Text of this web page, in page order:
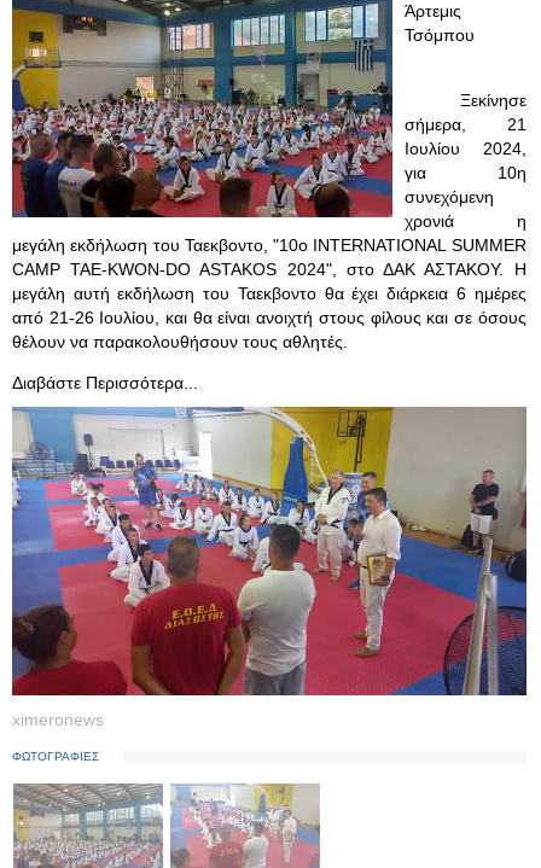
Άρτεμις
Τσόμπου
Ξεκίνησε
σήμερα, 21
Ιουλίου 2024,
για 10η
συνεχόμενη
χρονιά η
μεγάλη εκδήλωση του Ταεκβοντο, "10ο INTERNATIONAL SUMMER
CAMP TAE-KWON-DO ASTAKOS 2024", στο ΔΑΚ ΑΣΤΑΚΟΥ. Η
μεγάλη αυτή εκδήλωση του Ταεκβοντο θα έχει διάρκεια 6 ημέρες
από 21-26 Ιουλίου, και θα είναι ανοιχτή στους φίλους και σε όσους
θέλουν να παρακολουθήσουν τους αθλητές.
Διαβάστε Περισσότερα...
ximeronews
ΦΩΤΟΓΡΑΦΙΕΣ